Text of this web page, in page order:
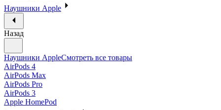
Наушники Apple
Назад
Наушники AppleСмотреть все товары
AirPods 4
AirPods Max
AirPods Pro
AirPods 3
Apple HomePod